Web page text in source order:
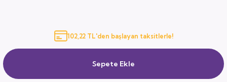
102,22 TL'den başlayan taksitlerle!
Sepete Ekle